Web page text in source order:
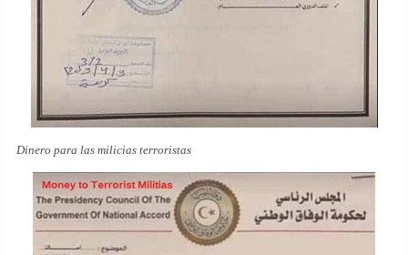
Dinero para las milicias terroristas